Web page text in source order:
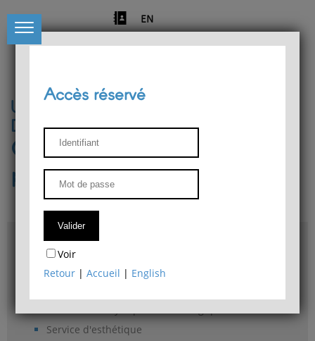
EN
Université de Liège
Département de philosophie
Centre de recherches
phénoménologiques
Accès & plans
Bibliothèque du Département de philosophie
Service d'esthétique
Accès réservé
Voir
Retour |Accueil | English